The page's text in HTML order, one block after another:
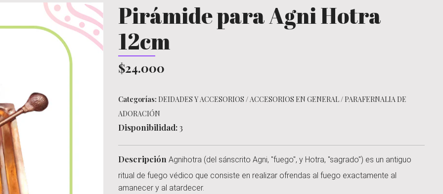
Pirámide para Agni Hotra
12cm
$24.000
Categorías: DEIDADES Y ACCESORIOS /ACCESORIOS EN GENERAL/ PARAFERNALIA DE
ADORACIÓN
Disponibilidad:3
Descripción Agnihotra (del sánscrito Agni, "fuego", y Hotra, "sagrado") es un antiguo
ritual de fuego védico que consiste en realizar ofrendas al fuego exactamente al
amanecer y al atardecer.